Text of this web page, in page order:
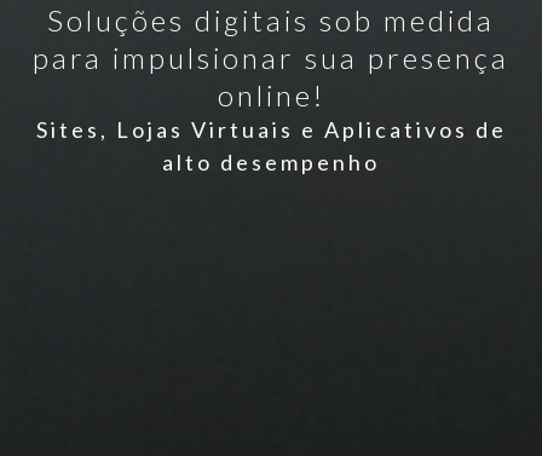
Soluções digitais sob medida
para impulsionar sua presença
online!
Sites, Lojas Virtuais e Aplicativos de
alto desempenho